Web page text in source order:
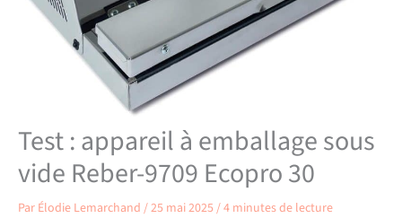
Test : appareil à emballage sous
vide Reber-9709 Ecopro 30
Par Élodie Lemarchand /25 mai 2025/4 minutes de lecture